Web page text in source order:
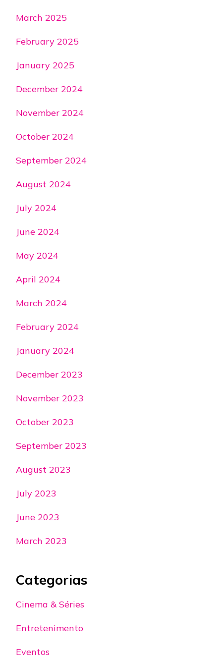
March 2025
February 2025
January 2025
December 2024
November 2024
October 2024
September 2024
August 2024
July 2024
June 2024
May 2024
April 2024
March 2024
February 2024
January 2024
December 2023
November 2023
October 2023
September 2023
August 2023
July 2023
June 2023
March 2023
Categorias
Cinema & Séries
Entretenimento
Eventos